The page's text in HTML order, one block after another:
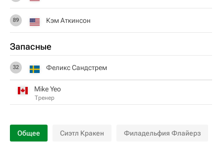
89 Кэм Аткинсон
Запасные
32 Феликс Сандстрем
Mike Yeo
Тренер
Общее Сиэтл Кракен Филадельфия Флайерз